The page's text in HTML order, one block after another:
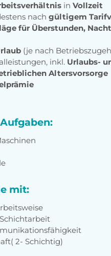
in Vollzeit
nach gültigem
für Überstunden,
(je nach
inkl. Urlaubs-
Altersvorsorge
mit:
2- Schichtig)